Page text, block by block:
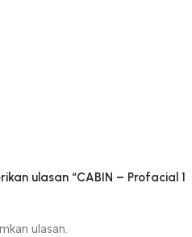
ulasan “CABIN – Profacial 1
ulasan.